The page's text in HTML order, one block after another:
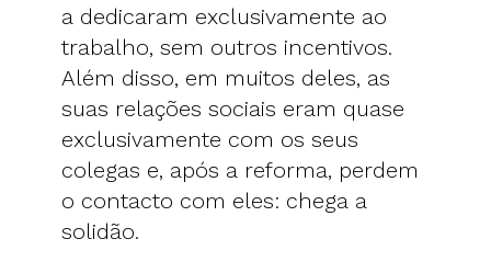
a dedicaram exclusivamente ao
trabalho, sem outros incentivos.
Além disso, em muitos deles, as
suas relações sociais eram quase
exclusivamente com os seus
colegas e, após a reforma, perdem
o contacto com eles: chega a
solidão.